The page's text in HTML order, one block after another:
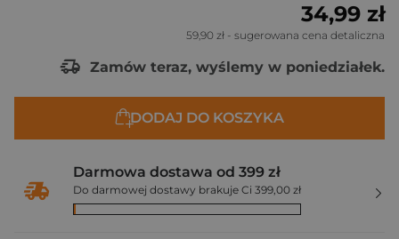
34,99 zł
59,90 zł - sugerowana cena detaliczna
Zamów teraz, wyślemy w poniedziałek.
DODAJ DO KOSZYKA
Darmowa dostawa od 399 zł
Do darmowej dostawy brakuje Ci 399,00 zł